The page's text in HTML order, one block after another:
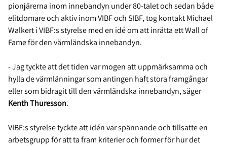
pionjärerna inom innebandyn under 80-talet och sedan både
elitdomare och aktiv inom VIBF och SIBF, tog kontakt Michael
Walkert i VIBF:s styrelse med en idé om att inrätta ett Wall of
Fame för den värmländska innebandyn.
- Jag tyckte att det tiden var mogen att uppmärksamma och
hylla de värmlänningar som antingen haft stora framgångar
eller som bidragit till den värmländska innebandyn, säger
Kenth Thuresson.
VIBF:s styrelse tyckte att idén var spännande och tillsatte en
arbetsgrupp för att ta fram kriterier och former för hur det